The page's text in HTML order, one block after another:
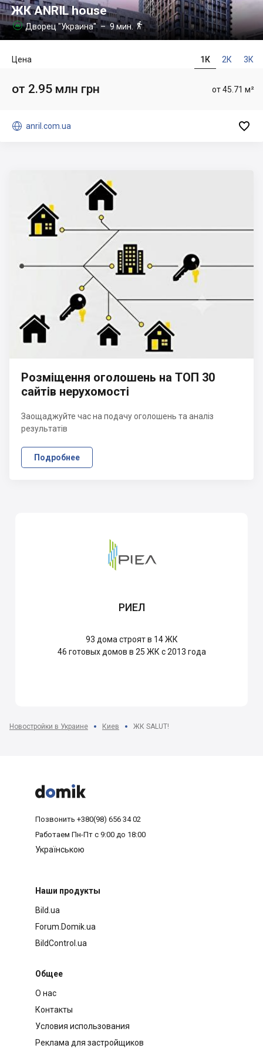
ЖК ANRIL house
 Дворец "Украина"– 9 мин. 
1К 2К 3К
Цена
от 45.71 м²
от 2.95 млн грн
 anril.com.ua 
Розміщення оголошень на ТОП 30
сайтів нерухомості
Заощаджуйте час на подачу оголошень та аналіз
результатів
Подробнее
РИЕЛ
93 дома строят в 14 ЖК
46 готовых домов в 25 ЖК с 2013 года
Новостройки в Украине Киев ЖК SALUT!



Позвонить +380(98) 656 34 02
Работаем Пн-Пт с 9:00 до 18:00
Українською
Наши продукты
Bild.ua
Forum.Domik.ua
BildControl.ua
Общее
О нас
Контакты
Условия использования
Реклама для застройщиков